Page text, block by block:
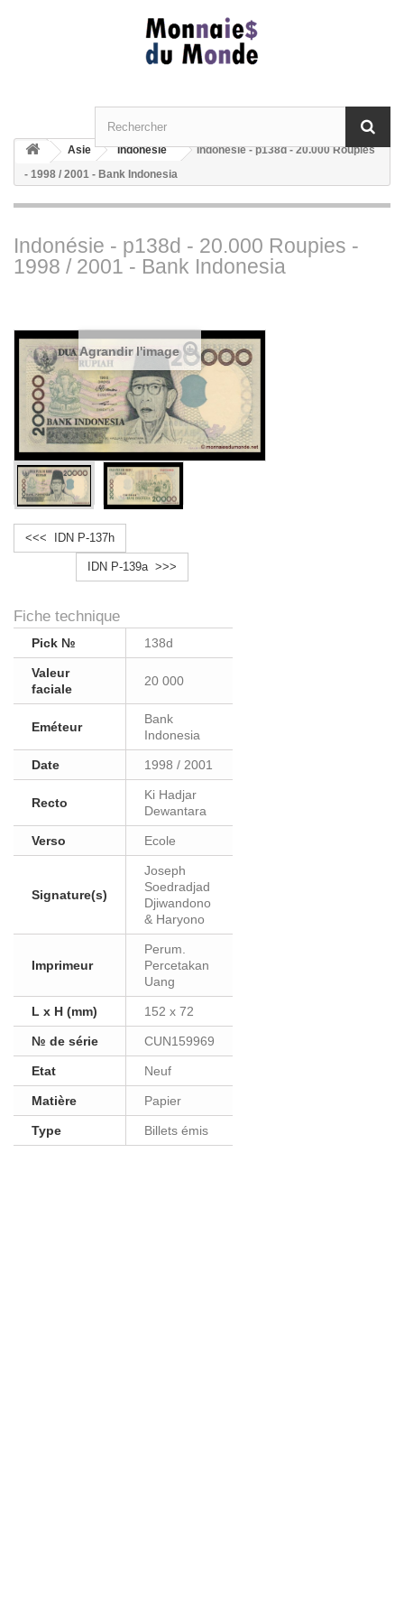
Asie Indonésie
Indonésie - p138d - 20.000 Roupies
- 1998 / 2001 - Bank Indonesia
Indonésie - p138d - 20.000 Roupies -
1998 / 2001 - Bank Indonesia
Agrandir l'image
<<< IDN P-137h
IDN P-139a >>>
Fiche technique
Pick № 138d
Valeur
faciale
20 000
Eméteur
Bank
Indonesia
Date 1998 / 2001
Recto
Ki Hadjar
Dewantara
Verso Ecole
Signature(s)
Joseph
Soedradjad
Djiwandono
& Haryono
Imprimeur
Perum.
Percetakan
Uang
L x H (mm) 152 x 72
№ de série CUN159969
Etat Neuf
Matière Papier
Type Billets émis